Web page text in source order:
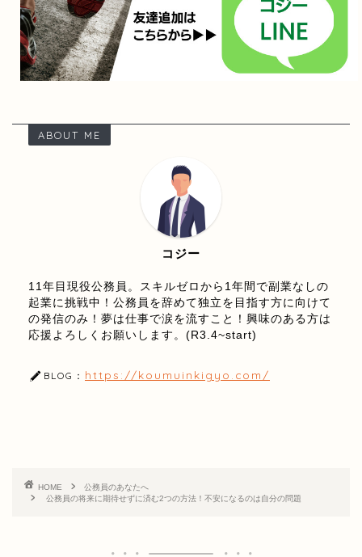
ABOUT ME
コジー
11年目現役公務員。スキルゼロから1年間で副業なしの
起業に挑戦中！公務員を辞めて独立を目指す方に向けて
の発信のみ！夢は仕事で涙を流すこと！興味のある方は
応援よろしくお願いします。(R3.4~start)
BLOG： https://koumuinkigyo.com/
HOME
公務員のあなたへ
公務員の将来に期待せずに済む2つの方法！不安になるのは自分の問題